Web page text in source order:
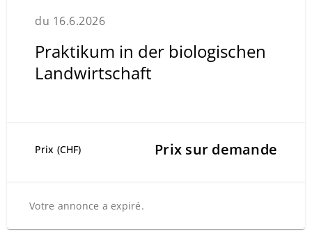
du 16.6.2026
Praktikum in der biologischen
Landwirtschaft
Prix (CHF) Prix sur demande
Votre annonce a expiré.